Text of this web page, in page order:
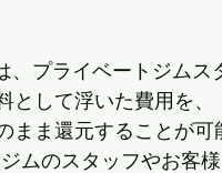
、プライベートジムス
として浮いた費用を、
まま還元することが可
ムのスタッフやお客様